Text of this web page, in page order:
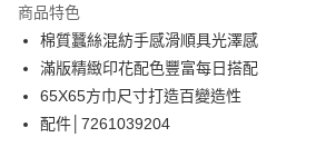
合作金庫商業銀行
華南商業銀行
上海商業儲蓄銀行
國泰世華商業銀行
臺灣中小企業銀行
超商取貨付款
LINE Pay
Apple Pay
商品特色
棉質蠶絲混紡手感滑順具光澤感
滿版精緻印花配色豐富每日搭配
65X65方巾尺寸打造百變造性
配件│7261039204